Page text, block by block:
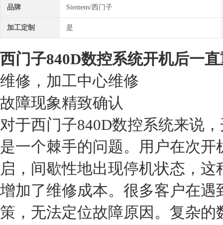
品牌 Siemens/西门子
加工定制 是
西门子840D数控系统开机后一
维修，加工中心维修
故障现象精致确认
对于西门子840D数控系统来说
是一个棘手的问题。用户在次
启，间歇性地出现停机状态，
增加了维修成本。很多客户在
策，无法定位故障原因。复杂